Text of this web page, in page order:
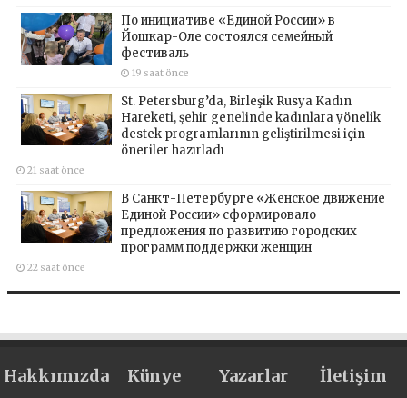
По инициативе «Единой России» в
Йошкар-Оле состоялся семейный
фестиваль
19 saat önce
St. Petersburg’da, Birleşik Rusya Kadın
Hareketi, şehir genelinde kadınlara yönelik
destek programlarının geliştirilmesi için
öneriler hazırladı
21 saat önce
В Санкт-Петербурге «Женское движение
Единой России» сформировало
предложения по развитию городских
программ поддержки женщин
22 saat önce
Hakkımızda Künye Yazarlar İletişim